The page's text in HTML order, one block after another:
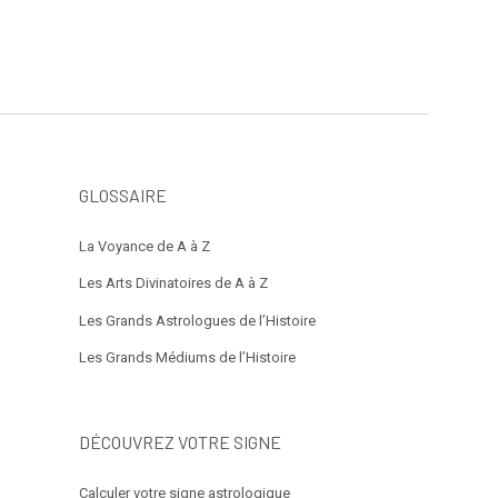
GLOSSAIRE
La Voyance de A à Z
Les Arts Divinatoires de A à Z
Les Grands Astrologues de l’Histoire
Les Grands Médiums de l’Histoire
DÉCOUVREZ VOTRE SIGNE
Calculer votre signe astrologique